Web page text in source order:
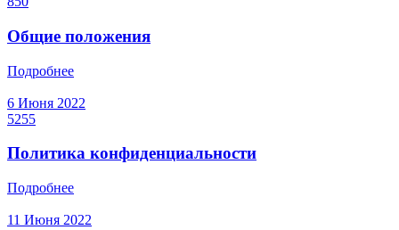
Общие положения
Подробнее
6 Июня 2022
5255
Политика конфиденциальности
Подробнее
11 Июня 2022